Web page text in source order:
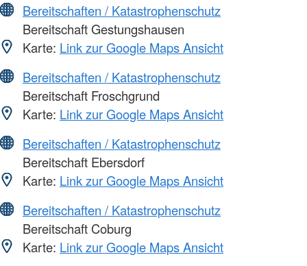
Bereitschaften / Katastrophenschutz
Bereitschaft Gestungshausen
Karte: Link zur Google Maps Ansicht
Bereitschaften / Katastrophenschutz
Bereitschaft Froschgrund
Karte: Link zur Google Maps Ansicht
Bereitschaften / Katastrophenschutz
Bereitschaft Ebersdorf
Karte: Link zur Google Maps Ansicht
Bereitschaften / Katastrophenschutz
Bereitschaft Coburg
Karte: Link zur Google Maps Ansicht